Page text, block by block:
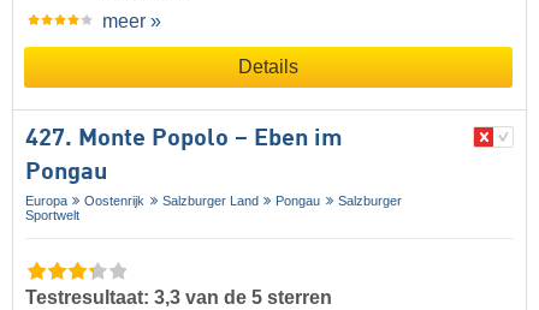
meer »
Details
427. Monte Popolo – Eben im
Pongau
Europa Oostenrijk Salzburger Land Pongau
Salzburger
Sportwelt
Testresultaat: 3,3 van de 5 sterren